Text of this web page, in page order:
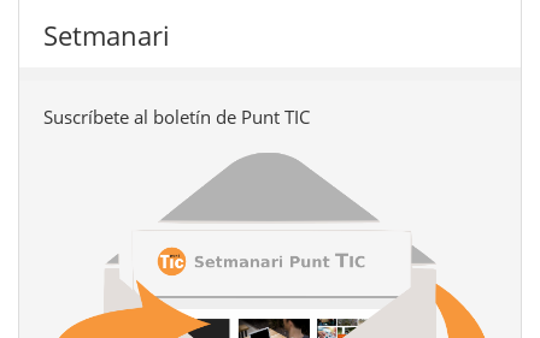
Setmanari
Suscríbete al boletín de Punt TIC